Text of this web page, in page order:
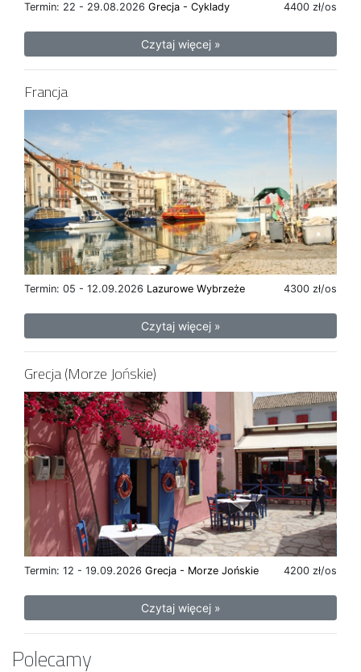
Termin: 22 - 29.08.2026 4400 zł/os
Grecja - Cyklady
Czytaj więcej »
Francja
Termin: 05 - 12.09.2026 4300 zł/os
Lazurowe Wybrzeże
Czytaj więcej »
Grecja (Morze Jońskie)
Termin: 12 - 19.09.2026 4200 zł/os
Grecja - Morze Jońskie
Czytaj więcej »
Polecamy